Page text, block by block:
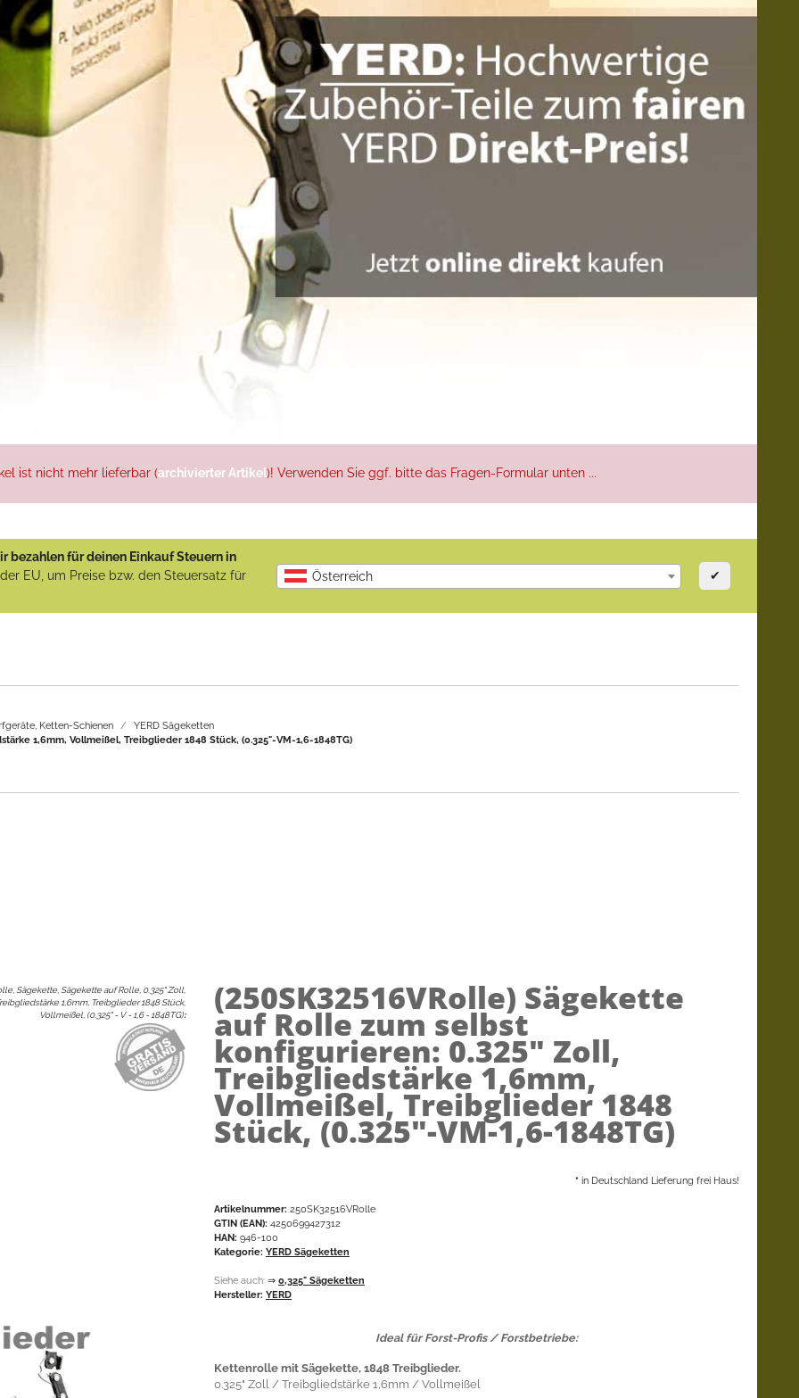
ist nicht mehr lieferbar (archivierter Artikel)! Verwenden Sie ggf. bitte das Fragen-Formular unten ...
bezahlen für deinen Einkauf Steuern in
EU, um Preise bzw. den Steuersatz für
Österreich ✔
Ketten-Schienen
YERD Sägeketten
1,6mm, Vollmeißel, Treibglieder 1848 Stück, (0.325"-VM-1,6-1848TG)
Sägekette, Sägekette auf Rolle, 0.325" Zoll,
1,6mm, Treibglieder 1848 Stück,
Vollmeißel, (0.325" - V - 1,6 - 1848TG): (250SK32516VRolle) Sägekette
auf Rolle zum selbst
konfigurieren: 0.325" Zoll,
Treibgliedstärke 1,6mm,
Vollmeißel, Treibglieder 1848
Stück, (0.325"-VM-1,6-1848TG)
* in Deutschland Lieferung frei Haus!
Artikelnummer: 250SK32516VRolle
GTIN (EAN): 4250699427312
HAN: 946-100
Kategorie: YERD Sägeketten
Siehe auch: ⇒ 0,325" Sägeketten
Hersteller: YERD
Ideal für Forst-Profis / Forstbetriebe:
Kettenrolle mit Sägekette, 1848 Treibglieder.
0.325" Zoll / Treibgliedstärke 1,6mm / Vollmeißel